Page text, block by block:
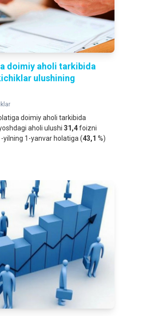
doimiy aholi tarkibida
ulushining
doimiy aholi tarkibida
aholi ulushi31,4foizni
yilning 1-yanvar holatiga (43,1 %)